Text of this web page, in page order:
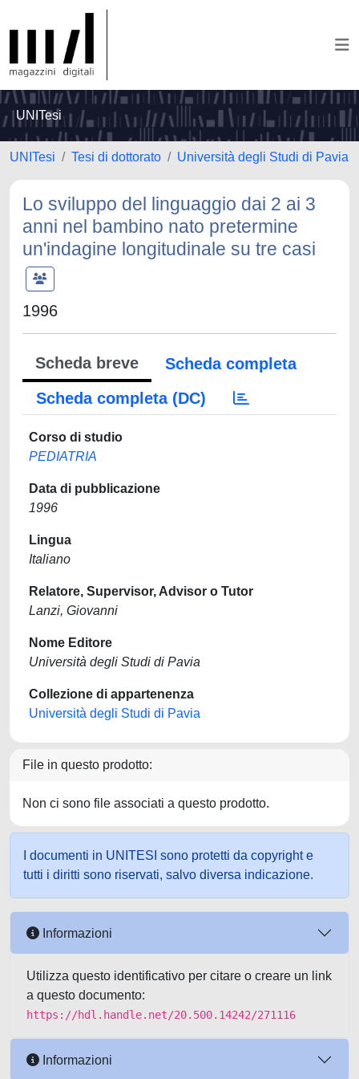
UNITesi
UNITesi Tesi di dottorato Università degli Studi di Pavia
Lo sviluppo del linguaggio dai 2 ai 3
anni nel bambino nato pretermine
un'indagine longitudinale su tre casi
1996
Scheda breve
Scheda completa
Scheda completa (DC)
Corso di studio
PEDIATRIA
Data di pubblicazione
1996
Lingua
Italiano
Relatore, Supervisor, Advisor o Tutor
Lanzi, Giovanni
Nome Editore
Università degli Studi di Pavia
Collezione di appartenenza
Università degli Studi di Pavia
File in questo prodotto:
Non ci sono file associati a questo prodotto.
I documenti in UNITESI sono protetti da copyright e
tutti i diritti sono riservati, salvo diversa indicazione.
Informazioni
Utilizza questo identificativo per citare o creare un link
a questo documento:
https://hdl.handle.net/20.500.14242/271116
Informazioni